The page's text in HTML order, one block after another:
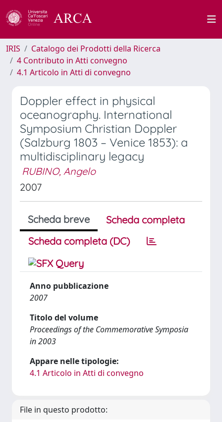
IRIS
Catalogo dei Prodotti della Ricerca
4 Contributo in Atti convegno
4.1 Articolo in Atti di convegno
Doppler effect in physical
oceanography. International
Symposium Christian Doppler
(Salzburg 1803 – Venice 1853): a
multidisciplinary legacy
RUBINO, Angelo
2007
Scheda breve
Scheda completa
Scheda completa (DC)
Anno pubblicazione
2007
Titolo del volume
Proceedings of the Commemorative Symposia
in 2003
Appare nelle tipologie:
4.1 Articolo in Atti di convegno
File in questo prodotto: